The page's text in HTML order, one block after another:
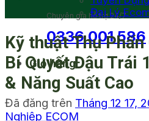
Chuyên gia hỗ trợ 24/7
0336 001 586
Giỏ hàng
Đại Lý
Kỹ thuật Thụ Phấn
Bí Quyết Đậu Trái
& Năng Suất Cao
Đã đăng trên Tháng 12 17,
Nghiệp ECOM